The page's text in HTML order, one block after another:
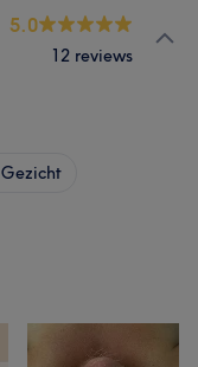
5.0
12 reviews
Gezicht